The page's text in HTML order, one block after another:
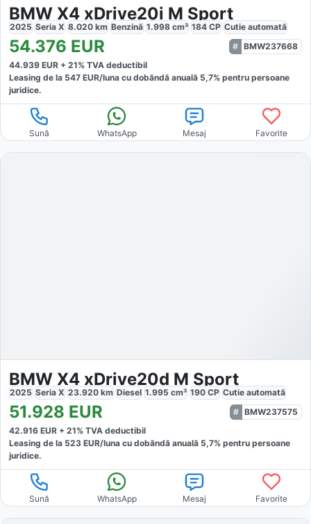
BMW X4 xDrive20i M Sport
2025 Seria X 8.020 km Benzină 1.998 cm³ 184 CP Cutie automată
54.376 EUR
BMW237668
44.939 EUR + 21% TVA deductibil
Leasing de la 547 EUR/luna cu dobăndă anuală 5,7% pentru persoane
juridice.
Sună WhatsApp Mesaj Favorite
BMW X4 xDrive20d M Sport
2025 Seria X 23.920 km Diesel 1.995 cm³ 190 CP Cutie automată
51.928 EUR
BMW237575
42.916 EUR + 21% TVA deductibil
Leasing de la 523 EUR/luna cu dobăndă anuală 5,7% pentru persoane
juridice.
Sună WhatsApp Mesaj Favorite